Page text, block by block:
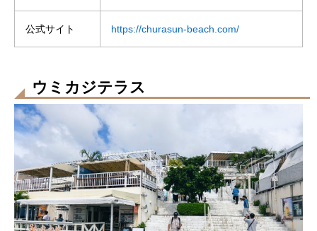
公式サイト https://churasun-beach.com/
ウミカジテラス